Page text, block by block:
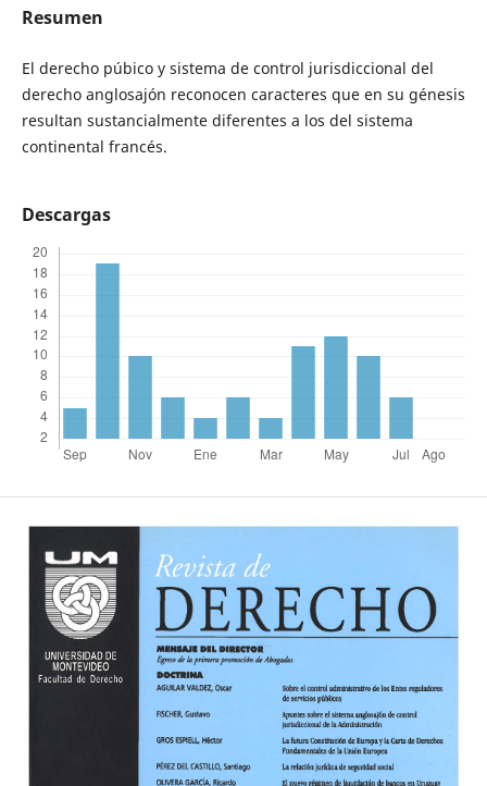
Resumen
El derecho púbico y sistema de control jurisdiccional del
derecho anglosajón reconocen caracteres que en su génesis
resultan sustancialmente diferentes a los del sistema
continental francés.
Descargas